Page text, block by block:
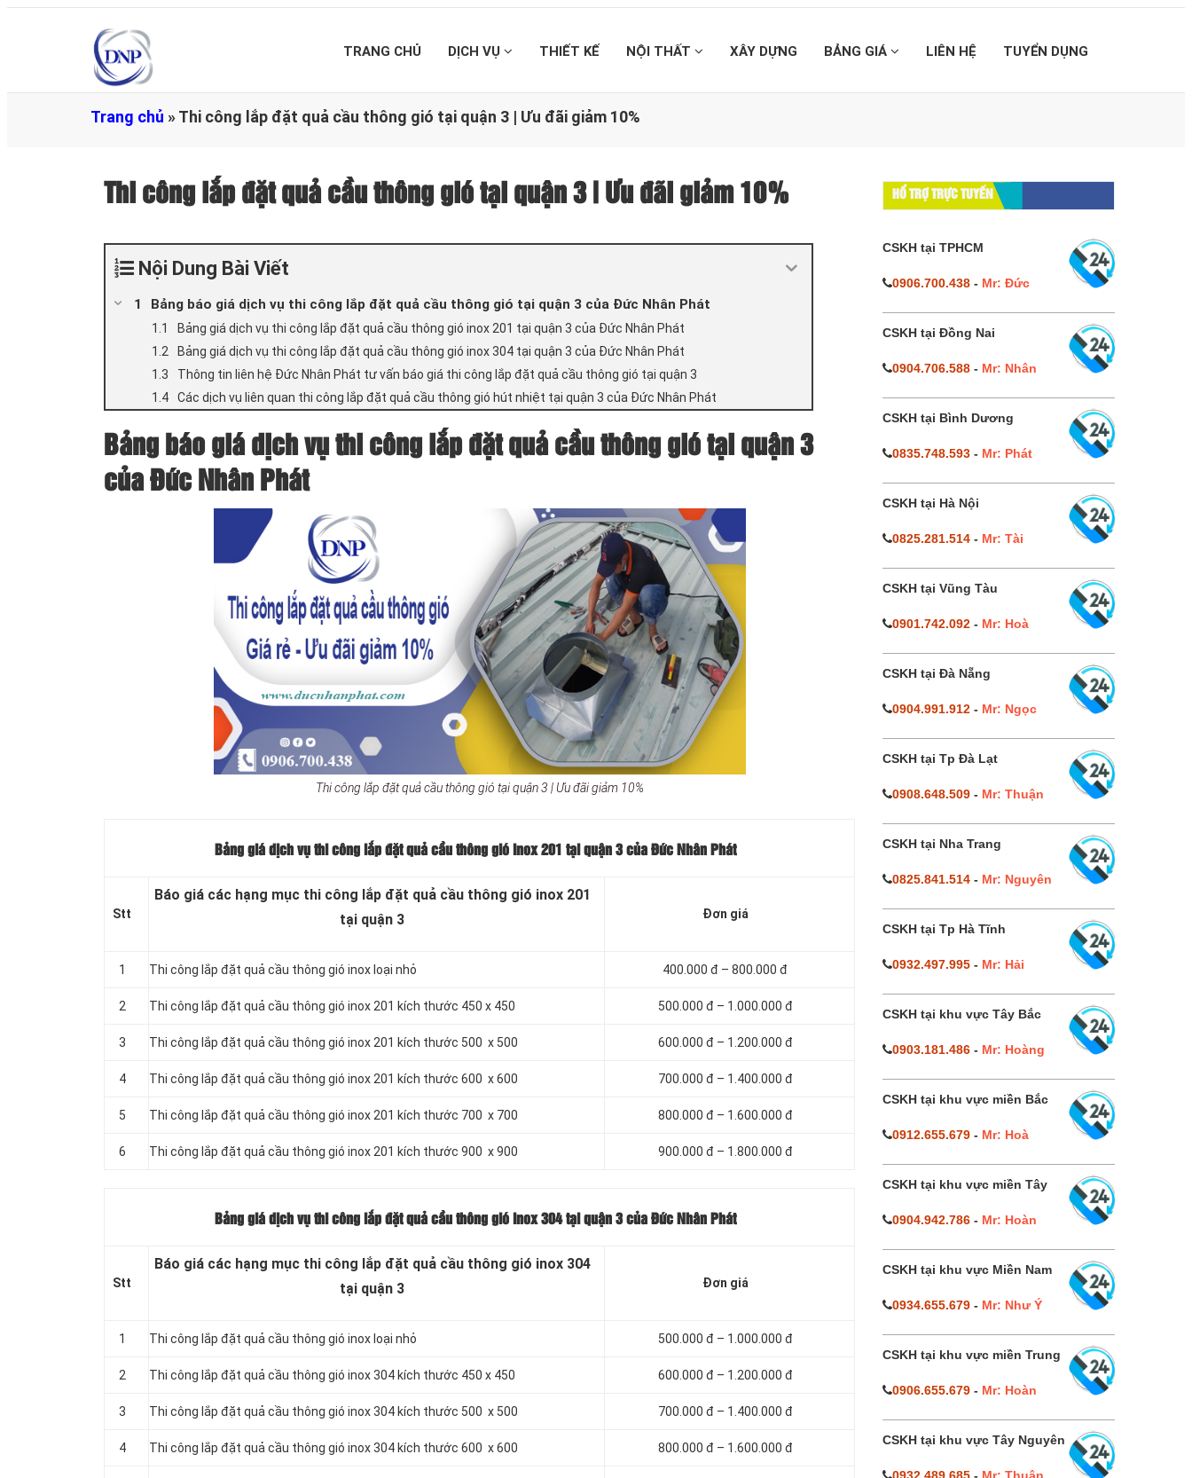
TRANG CHỦ DỊCH VỤ THIẾT KẾ NỘI THẤT XÂY DỰNG BẢNG GIÁ LIÊN HỆ TUYỂN DỤNG
Trang chủ »Thi công lắp đặt quả cầu thông gió tại quận 3 | Ưu đãi giảm 10%
Thi công lắp đặt quả cầu thông gió tại quận 3 | Ưu đãi giảm 10%
Nội Dung Bài Viết
Bảng báo giá dịch vụ thi công lắp đặt quả cầu thông gió tại quận 3 của Đức Nhân Phát
Bảng giá dịch vụ thi công lắp đặt quả cầu thông gió inox 201 tại quận 3 của Đức Nhân Phát
Bảng giá dịch vụ thi công lắp đặt quả cầu thông gió inox 304 tại quận 3 của Đức Nhân Phát
Thông tin liên hệ Đức Nhân Phát tư vấn báo giá thi công lắp đặt quả cầu thông gió tại quận 3
Các dịch vụ liên quan thi công lắp đặt quả cầu thông gió hút nhiệt tại quận 3 của Đức Nhân Phát
Bảng báo giá dịch vụ thi công lắp đặt quả cầu thông gió tại quận 3
của Đức Nhân Phát
Thi công lắp đặt quả cầu thông gió tại quận 3 | Ưu đãi giảm 10%
Bảng giá dịch vụ thi công lắp đặt quả cầu thông gió inox 201 tại quận 3 của Đức Nhân Phát
Stt
Báo giá các hạng mục thi công lắp đặt quả cầu thông gió inox 201
tại quận 3
Đơn giá
1 Thi công lắp đặt quả cầu thông gió inox loại nhỏ 400.000 đ – 800.000 đ
2 Thi công lắp đặt quả cầu thông gió inox 201 kích thước 450 x 450 500.000 đ – 1.000.000 đ
3 Thi công lắp đặt quả cầu thông gió inox 201 kích thước 500 x 500 600.000 đ – 1.200.000 đ
4 Thi công lắp đặt quả cầu thông gió inox 201 kích thước 600 x 600 700.000 đ – 1.400.000 đ
5 Thi công lắp đặt quả cầu thông gió inox 201 kích thước 700 x 700 800.000 đ – 1.600.000 đ
6 Thi công lắp đặt quả cầu thông gió inox 201 kích thước 900 x 900 900.000 đ – 1.800.000 đ
Bảng giá dịch vụ thi công lắp đặt quả cầu thông gió inox 304 tại quận 3 của Đức Nhân Phát
Stt
Báo giá các hạng mục thi công lắp đặt quả cầu thông gió inox 304
tại quận 3
Đơn giá
1 Thi công lắp đặt quả cầu thông gió inox loại nhỏ 500.000 đ – 1.000.000 đ
2 Thi công lắp đặt quả cầu thông gió inox 304 kích thước 450 x 450 600.000 đ – 1.200.000 đ
3 Thi công lắp đặt quả cầu thông gió inox 304 kích thước 500 x 500 700.000 đ – 1.400.000 đ
4 Thi công lắp đặt quả cầu thông gió inox 304 kích thước 600 x 600 800.000 đ – 1.600.000 đ
HỔ TRỢ TRỰC TUYẾN
CSKH tại TPHCM
0906.700.438- Mr: Đức
CSKH tại Đồng Nai
0904.706.588- Mr: Nhân
CSKH tại Bình Dương
0835.748.593- Mr: Phát
CSKH tại Hà Nội
0825.281.514- Mr: Tài
CSKH tại Vũng Tàu
0901.742.092- Mr: Hoà
CSKH tại Đà Nẵng
0904.991.912- Mr: Ngọc
CSKH tại Tp Đà Lạt
0908.648.509- Mr: Thuận
CSKH tại Nha Trang
0825.841.514- Mr: Nguyên
CSKH tại Tp Hà Tĩnh
0932.497.995- Mr: Hải
CSKH tại khu vực Tây Bắc
0903.181.486- Mr: Hoàng
CSKH tại khu vực miền Bắc
0912.655.679- Mr: Hoà
CSKH tại khu vực miền Tây
0904.942.786- Mr: Hoàn
CSKH tại khu vực Miền Nam
0934.655.679- Mr: Như Ý
CSKH tại khu vực miền Trung
0906.655.679- Mr: Hoàn
CSKH tại khu vực Tây Nguyên